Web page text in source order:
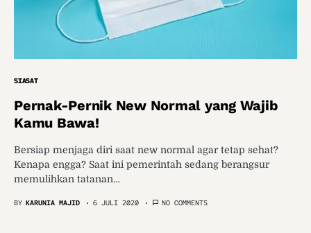
SIASAT
Pernak-Pernik New Normal yang Wajib
Kamu Bawa!
Bersiap menjaga diri saat new normal agar tetap sehat?
Kenapa engga? Saat ini pemerintah sedang berangsur
memulihkan tatanan…
BY KARUNIA MAJID 6 JULI 2020 NO COMMENTS